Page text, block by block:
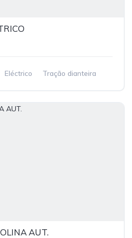
Eléctrico Tração dianteira
AUT.